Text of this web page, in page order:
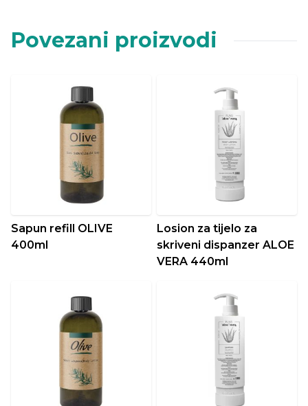
Povezani proizvodi
Sapun refill OLIVE
400ml
Losion za tijelo za
skriveni dispanzer ALOE
VERA 440ml